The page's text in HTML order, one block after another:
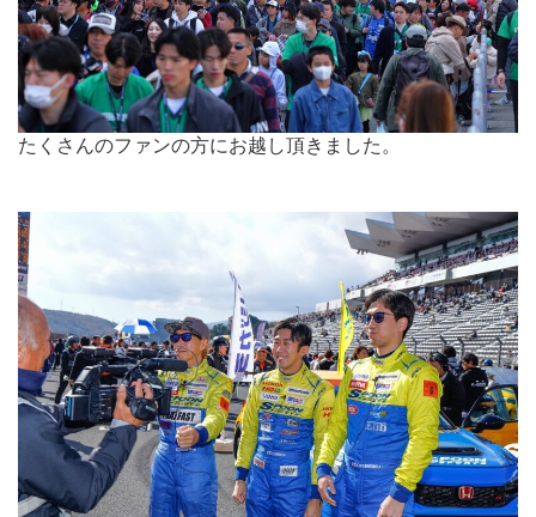
たくさんのファンの方にお越し頂きました。